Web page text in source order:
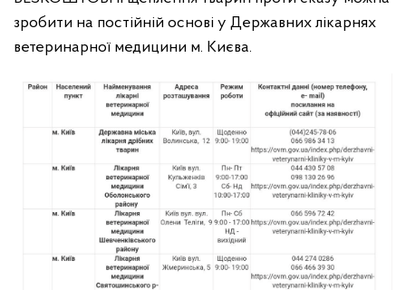
зробити на постійній основі у Державних лікарнях
ветеринарної медицини м. Києва.